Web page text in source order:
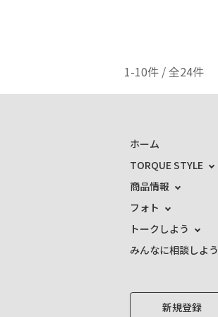
1-10件 / 全24件
ホーム
TORQUE STYLE
商品情報
フォト
トークしよう
みんなに相談しよう
新規登録